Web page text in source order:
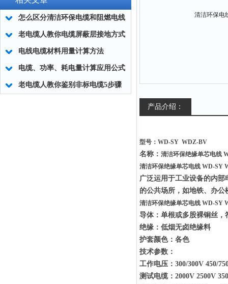
怎么区分清洁环保电缆和阻燃电线
老电缆人教你电缆屏蔽层接地方式
电线电缆材料用量计算方法
电缆、功率、耗电量计算应用公式
老电缆人教你鉴别非标电缆5步骤
产品介绍：
型号：WD-SY WDZ-BV
名称： 清洁环保绝缘单芯电线
清洁环保绝缘单芯电线 WD-SY
广泛运用于工业设备的内
的公共场所，如地铁、办
清洁环保绝缘单芯电线 WD-SY
导体：单根或多股裸铜丝，
绝缘：低烟无卤绝缘料
护套颜色：各色
技术参数：
工作电压：300/300V 450/
测试电缆：2000V 2500V